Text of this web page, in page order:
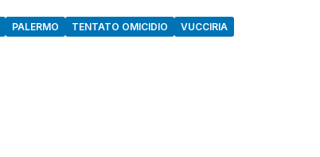
PALERMO TENTATO OMICIDIO VUCCIRIA